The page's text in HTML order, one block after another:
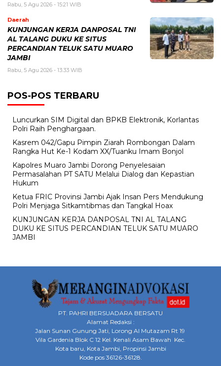
Rabu, 5 Agu 2026 - 15:21 WIB
Daerah
KUNJUNGAN KERJA DANPOSAL TNI
AL TALANG DUKU KE SITUS
PERCANDIAN TELUK SATU MUARO
JAMBI
Rabu, 5 Agu 2026 - 13:33 WIB
POS-POS TERBARU
Luncurkan SIM Digital dan BPKB Elektronik, Korlantas
Polri Raih Penghargaan.
Kasrem 042/Gapu Pimpin Ziarah Rombongan Dalam
Rangka Hut Ke-1 Kodam XX/Tuanku Imam Bonjol
Kapolres Muaro Jambi Dorong Penyelesaian
Permasalahan PT SATU Melalui Dialog dan Kepastian
Hukum
Ketua FRIC Provinsi Jambi Ajak Insan Pers Mendukung
Polri Menjaga Sitkamtibmas dan Tangkal Hoax
KUNJUNGAN KERJA DANPOSAL TNI AL TALANG
DUKU KE SITUS PERCANDIAN TELUK SATU MUARO
JAMBI
PT. PAHRI BERSUADARA BERSATU
Alamat Redaksi :
Jalan Sunan Gunung Jati, Lorong Al Mutazam Rt 19
Vila Gardenia Blok C 12 Kel. Kenali Asam Bawah Kec.
Kota baru, Kota Jambi, Propinsi Jambi
Kode pos 36126-36128.